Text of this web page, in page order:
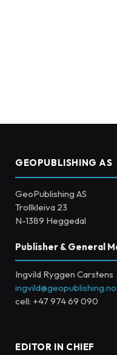
GEOPUBLISHING AS
GeoPublishing AS
Trollkleiva 23
N-1389 Heggedal
Publisher & General
Ingvild Ryggen Carstens
ingvild@geopublishing.no
cell: +47 974 69 090
EDITOR IN CHIEF